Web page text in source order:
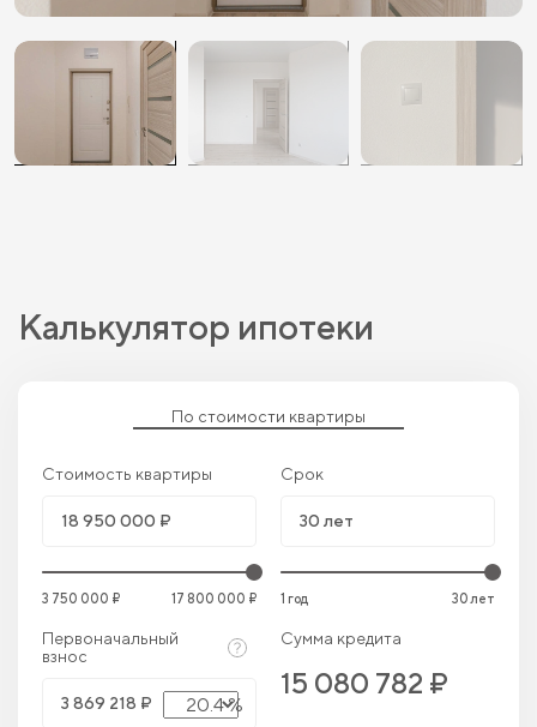
Калькулятор ипотеки
По стоимости квартиры
Стоимость квартиры
3 750 000 ₽ 17 800 000 ₽
Срок
1 год 30 лет
Первоначальный
взнос
20.4 %
Сумма кредита
15 080 782 ₽